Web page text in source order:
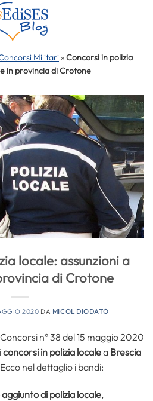
Militari »Concorsi in polizia
in provincia di Crotone
locale: assunzioni a
di Crotone
2020 DA MICOL DIODATO
n° 38 del 15 maggio 2020
concorsi in polizia localea Brescia
nel dettaglio i bandi:
di polizia locale,